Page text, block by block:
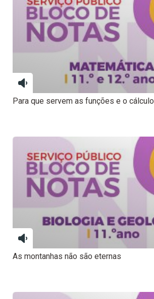
Para que servem as funções e o cálculo
As montanhas não são eternas